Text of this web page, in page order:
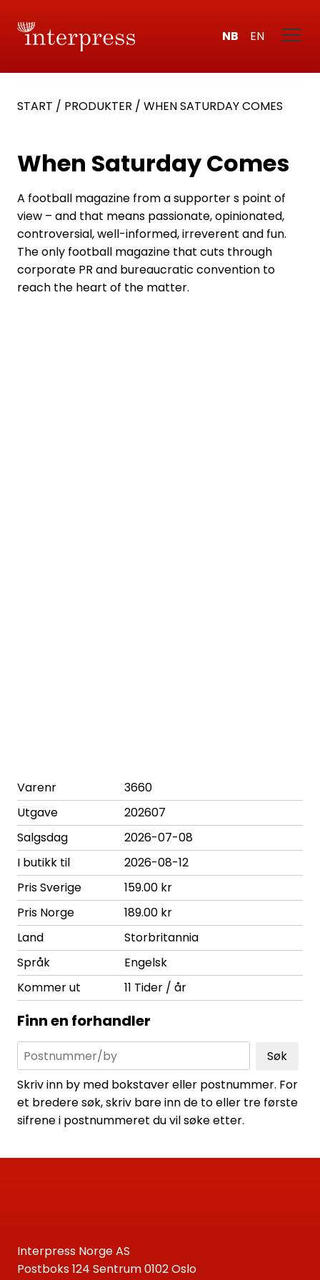
NB EN
START / PRODUKTER / WHEN SATURDAY COMES
When Saturday Comes
A football magazine from a supporter s point of
view – and that means passionate, opinionated,
controversial, well-informed, irreverent and fun.
The only football magazine that cuts through
corporate PR and bureaucratic convention to
reach the heart of the matter.
Varenr
3660
Utgave
202607
Salgsdag
2026-07-08
I butikk til
2026-08-12
Pris Sverige
159.00 kr
Pris Norge
189.00 kr
Land
Storbritannia
Språk
Engelsk
Kommer ut
11 Tider / år
Finn en forhandler
Søk
Skriv inn by med bokstaver eller postnummer. For
et bredere søk, skriv bare inn de to eller tre første
sifrene i postnummeret du vil søke etter.
Interpress Norge AS
Postboks 124 Sentrum 0102 Oslo